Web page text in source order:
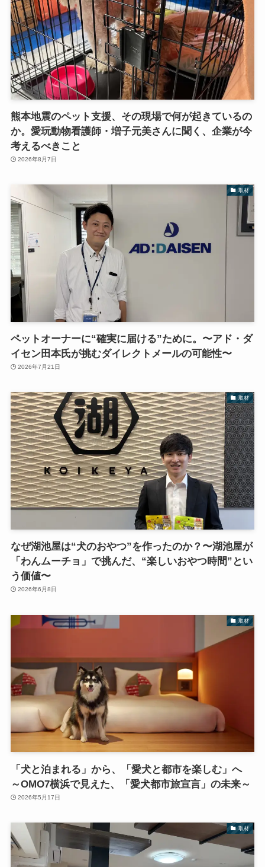
熊本地震のペット支援、その現場で何が起きているの
か。愛玩動物看護師・増子元美さんに聞く、企業が今
考えるべきこと
2026年8月7日
取材
ペットオーナーに“確実に届ける”ために。〜アド・ダ
イセン田本氏が挑むダイレクトメールの可能性〜
2026年7月21日
取材
なぜ湖池屋は“犬のおやつ”を作ったのか？〜湖池屋が
「わんムーチョ」で挑んだ、“楽しいおやつ時間”とい
う価値〜
2026年6月8日
取材
「犬と泊まれる」から、「愛犬と都市を楽しむ」へ
～OMO7横浜で見えた、「愛犬都市旅宣言」の未来～
2026年5月17日
取材